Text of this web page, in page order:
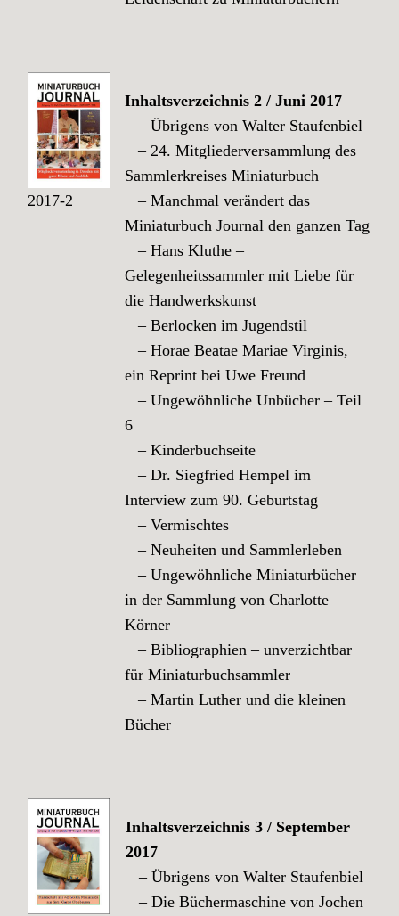
2017-2
Inhaltsverzeichnis 2 / Juni 2017
– Übrigens von Walter Staufenbiel
– 24. Mitgliederversammlung des
Sammlerkreises Miniaturbuch
– Manchmal verändert das
Miniaturbuch Journal den ganzen Tag
– Hans Kluthe –
Gelegenheitssammler mit Liebe für
die Handwerkskunst
– Berlocken im Jugendstil
– Horae Beatae Mariae Virginis,
ein Reprint bei Uwe Freund
– Ungewöhnliche Unbücher – Teil
6
– Kinderbuchseite
– Dr. Siegfried Hempel im
Interview zum 90. Geburtstag
– Vermischtes
– Neuheiten und Sammlerleben
– Ungewöhnliche Miniaturbücher
in der Sammlung von Charlotte
Körner
– Bibliographien – unverzichtbar
für Miniaturbuchsammler
– Martin Luther und die kleinen
Bücher
Inhaltsverzeichnis 3 / September
2017
– Übrigens von Walter Staufenbiel
– Die Büchermaschine von Jochen